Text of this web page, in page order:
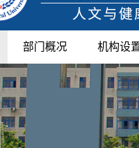
部门概况 机构设